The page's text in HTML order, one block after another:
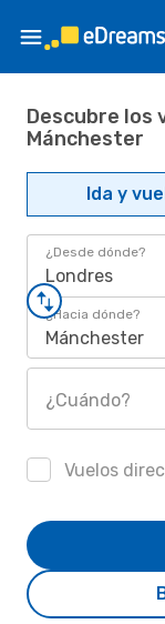
Descubre los
Mánchester
Ida y
¿Desde dónde?
Londres
¿Hacia dónde?
Mánchester
¿Cuándo?
Vuelos